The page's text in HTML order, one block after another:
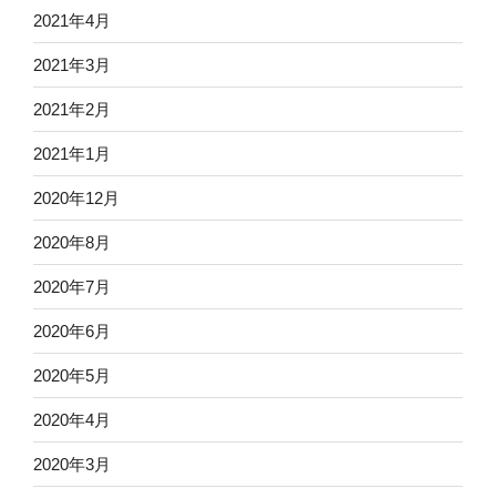
2021年4月
2021年3月
2021年2月
2021年1月
2020年12月
2020年8月
2020年7月
2020年6月
2020年5月
2020年4月
2020年3月